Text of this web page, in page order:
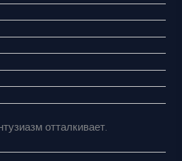
отталкивает.